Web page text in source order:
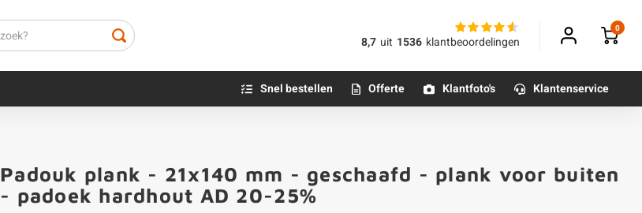
8,7 uit 1536 klantbeoordelingen
0
Blauwsteen sokkels
Olie - voor buiten
Impregneer
Betonmortels
Snel bestellen Offerte Klantfoto's Klantenservice
Klantfoto
Padouk plank - 21x140 mm - geschaafd - plank voor buiten
- padoek hardhout AD 20-25%